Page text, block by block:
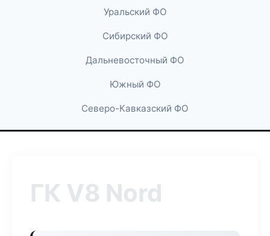
Уральский ФО
Сибирский ФО
Дальневосточный ФО
Южный ФО
Северо-Кавказский ФО
ГК V8 Nord